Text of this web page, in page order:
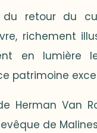
retour du
richement
en lumière
patrimoine
Herman Van
de